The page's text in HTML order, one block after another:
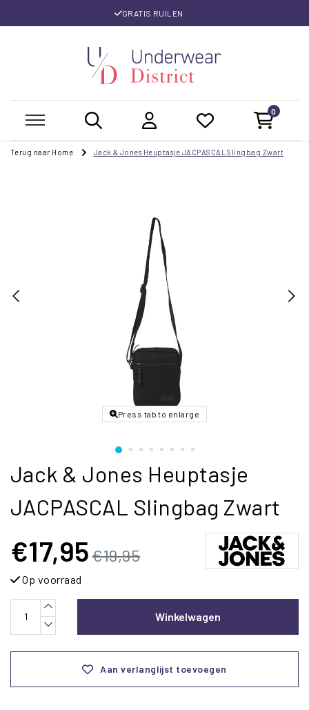
GRATIS RUILEN
0
Terug naar Home Jack & Jones Heuptasje JACPASCAL Slingbag Zwart
Press tab to enlarge
Jack & Jones Heuptasje
JACPASCAL Slingbag Zwart
€17,95€19,95
Op voorraad
Winkelwagen
Aan verlanglijst toevoegen